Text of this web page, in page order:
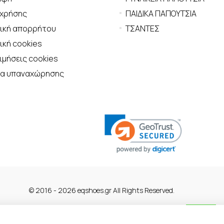
απορρήτου
cookies
cookies
υπαναχώρησης
ΠΑΙΔΙΚΑ ΠΑΠΟΥΤΣΙΑ
ΤΣΑΝΤΕΣ
© 2016 - 2026 eqshoes.gr All Rights Reserved.